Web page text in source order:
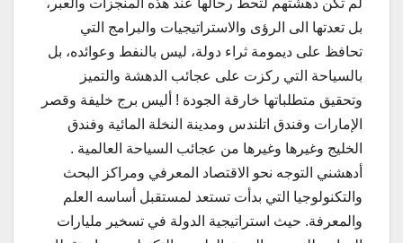
بل تعدتها الى الرؤى والاستراتيجيات والبرامج التي
تحافظ على ديمومة ثراء دولة، ليس بالنفط وعوائده، بل
بالسياحة التي ركزت على عجائب الدهشة والتميز
وتحقيق متطلباتها خارقة الجودة ! أليس برج خليفة وقصر
الإمارات وفندق اتلندس ومدينة النخلة المائية وفندق
الخليج وغيرها وغيرها من عجائب السياحة العالمية .
أدهشني التوجه نحو الاقتصاد المعرفي ومراكز البحث
والتكنولوجيا التي بدأت تستعد لمستقبل أساسه العلم
والمعرفة. حيث استراتيجية الدولة في تسخير مليارات